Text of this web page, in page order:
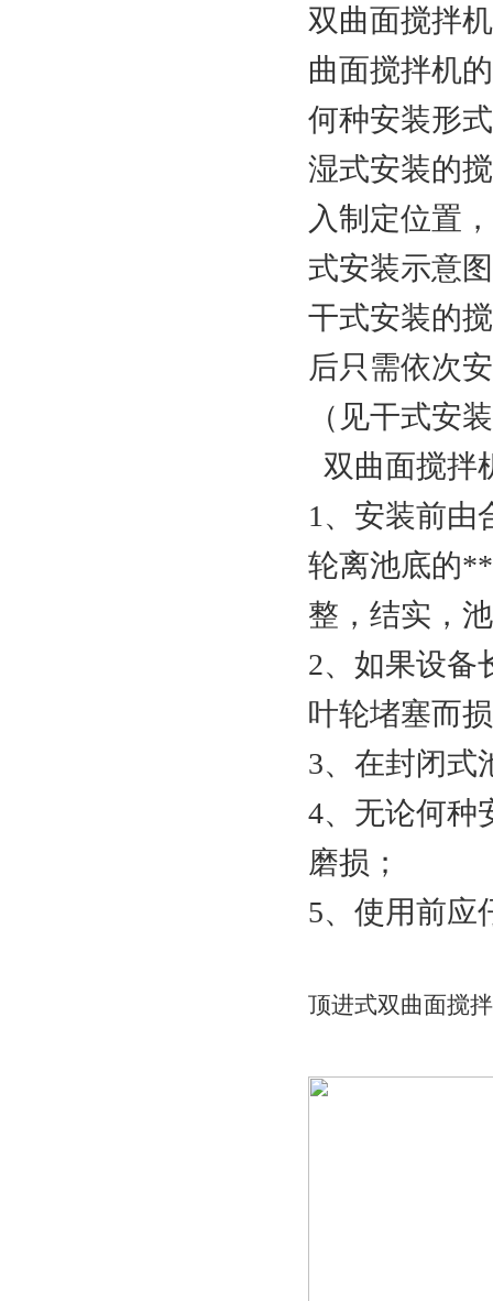
双曲面搅拌
曲面搅拌机
何种安装形
湿式安装的
入制定位置
式安装示意
干式安装的
后只需依次
（见干式安
双曲面搅拌
1、安装前由
轮离池底的
整，结实，
2、如果设备
叶轮堵塞而
3、在封闭式
4、无论何种
磨损；
5、使用前应
顶进式双曲面搅